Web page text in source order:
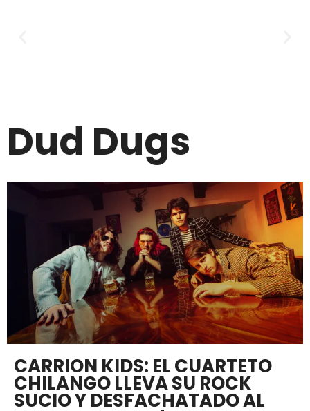
Dud Dugs
CARRION KIDS: EL CUARTETO
CHILANGO LLEVA SU ROCK
SUCIO Y DESFACHATADO AL